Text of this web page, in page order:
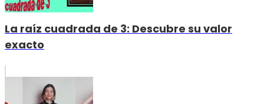
La raíz cuadrada de 3: Descubre su valor
exacto